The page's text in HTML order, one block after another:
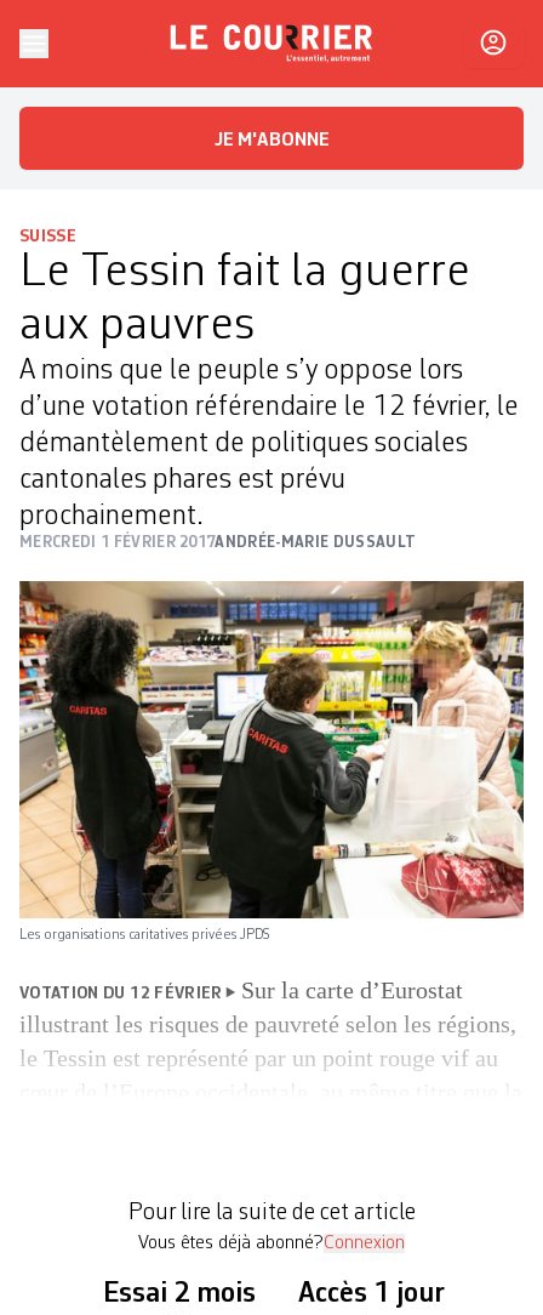
Le CourrierL'essentiel, autrement
JE M'ABONNE
SUISSE
Le Tessin fait la guerre
aux pauvres
A moins que le peuple s’y oppose lors
d’une votation référendaire le 12 février, le
démantèlement de politiques sociales
cantonales phares est prévu
prochainement.
MERCREDI 1 FÉVRIER 2017ANDRÉE-MARIE DUSSAULT
Les organisations caritatives privées JPDS
VOTATION DU 12 FÉVRIER
Sur la carte d’Eurostat
illustrant les risques de pauvreté selon les régions,
le Tessin est représenté par un point rouge vif au
la pauvreté. Un […]
Pour lire la suite de cet article
Vous êtes déjà abonné?Connexion
Essai 2 mois Accès 1 jour